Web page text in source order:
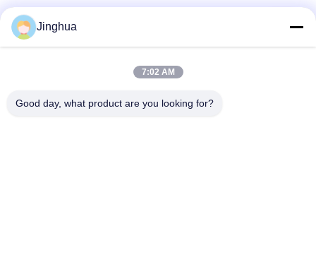
Bad Request
Peralatan Pengolah
Jinghua
7:02 AM
Good day, what product are you looking for?